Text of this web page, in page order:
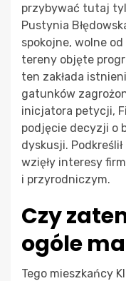
przybywać tutaj
Pustynia
spokojne, wolne
tereny objęte
ten zakłada
gatunków
inicjatora petycji,
podjęcie decyzji o
dyskusji.
wzięły interesy
i przyrodniczym.
Czy
ogóle
Tego mieszkańcy